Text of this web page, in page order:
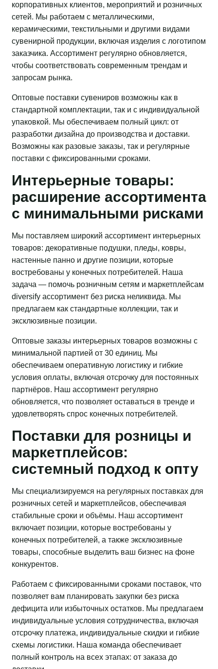
корпоративных клиентов, мероприятий и розничных
сетей. Мы работаем с металлическими,
керамическими, текстильными и другими видами
сувенирной продукции, включая изделия с логотипом
заказчика. Ассортимент регулярно обновляется,
чтобы соответствовать современным трендам и
запросам рынка.
Оптовые поставки сувениров возможны как в
стандартной комплектации, так и с индивидуальной
упаковкой. Мы обеспечиваем полный цикл: от
разработки дизайна до производства и доставки.
Возможны как разовые заказы, так и регулярные
поставки с фиксированными сроками.
Интерьерные товары:
расширение ассортимента
с минимальными рисками
Мы поставляем широкий ассортимент интерьерных
товаров: декоративные подушки, пледы, ковры,
настенные панно и другие позиции, которые
востребованы у конечных потребителей. Наша
задача — помочь розничным сетям и маркетплейсам
diversify ассортимент без риска неликвида. Мы
предлагаем как стандартные коллекции, так и
эксклюзивные позиции.
Оптовые заказы интерьерных товаров возможны с
минимальной партией от 30 единиц. Мы
обеспечиваем оперативную логистику и гибкие
условия оплаты, включая отсрочку для постоянных
партнёров. Наш ассортимент регулярно
обновляется, что позволяет оставаться в тренде и
удовлетворять спрос конечных потребителей.
Поставки для розницы и
маркетплейсов:
системный подход к опту
Мы специализируемся на регулярных поставках для
розничных сетей и маркетплейсов, обеспечивая
стабильные сроки и объёмы. Наш ассортимент
включает позиции, которые востребованы у
конечных потребителей, а также эксклюзивные
товары, способные выделить ваш бизнес на фоне
конкурентов.
Работаем с фиксированными сроками поставок, что
позволяет вам планировать закупки без риска
дефицита или избыточных остатков. Мы предлагаем
индивидуальные условия сотрудничества, включая
отсрочку платежа, индивидуальные скидки и гибкие
схемы логистики. Наша команда обеспечивает
полный контроль на всех этапах: от заказа до